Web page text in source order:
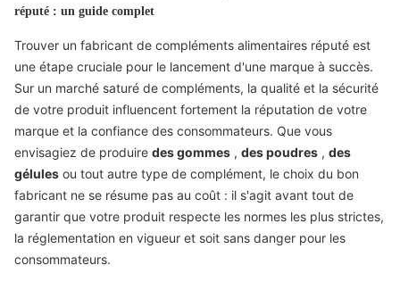
réputé : un guide complet
Trouver un fabricant de compléments alimentaires réputé est
une étape cruciale pour le lancement d'une marque à succès.
Sur un marché saturé de compléments, la qualité et la sécurité
de votre produit influencent fortement la réputation de votre
marque et la confiance des consommateurs. Que vous
envisagiez de produire des gommes , des poudres , des
gélules ou tout autre type de complément, le choix du bon
fabricant ne se résume pas au coût : il s'agit avant tout de
garantir que votre produit respecte les normes les plus strictes,
la réglementation en vigueur et soit sans danger pour les
consommateurs.